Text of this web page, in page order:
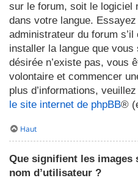
sur le forum, soit le logiciel
dans votre langue.
administrateur du forum
installer la langue que
désirée n’existe pas, vous
volontaire et commencer
plus d’informations,
le site internet de phpBB®
Haut
Que signifient les images
nom d’utilisateur ?